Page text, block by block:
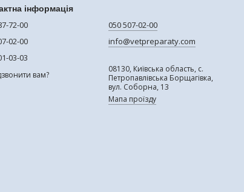
інформація
72-00
02-00
03-03
вам?
050 507-02-00
info@vetpreparaty.com
08130, Київська область, с.
Петропавлівська Борщагівка,
вул. Соборна, 13
Мапа проїзду